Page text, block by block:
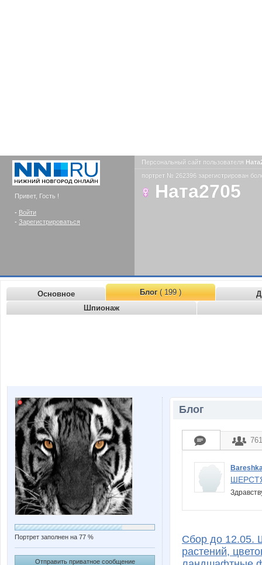
Привет, Гость !
- Войти
- Зарегистрироваться
Персональный сайт пользователя
портрет № 262396 зарегистрирован
Ната2705
Основное Блог( 199 )
Шпионаж
Портрет заполнен на 77 %
Отправить приватное сообщение
Блог
761
Сбор до 12.05.
растений,